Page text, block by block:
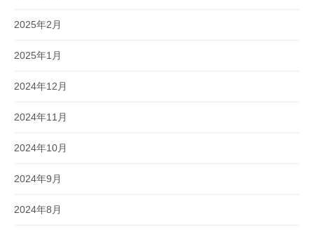
2025年2月
2025年1月
2024年12月
2024年11月
2024年10月
2024年9月
2024年8月